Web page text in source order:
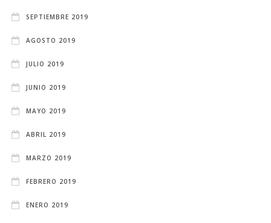
SEPTIEMBRE 2019
AGOSTO 2019
JULIO 2019
JUNIO 2019
MAYO 2019
ABRIL 2019
MARZO 2019
FEBRERO 2019
ENERO 2019